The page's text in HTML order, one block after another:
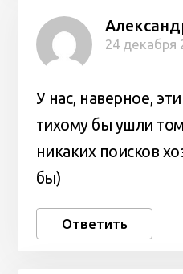
24 декабря
У нас, наверное,
тихому бы ушли
никаких поисков
бы)
Ответить